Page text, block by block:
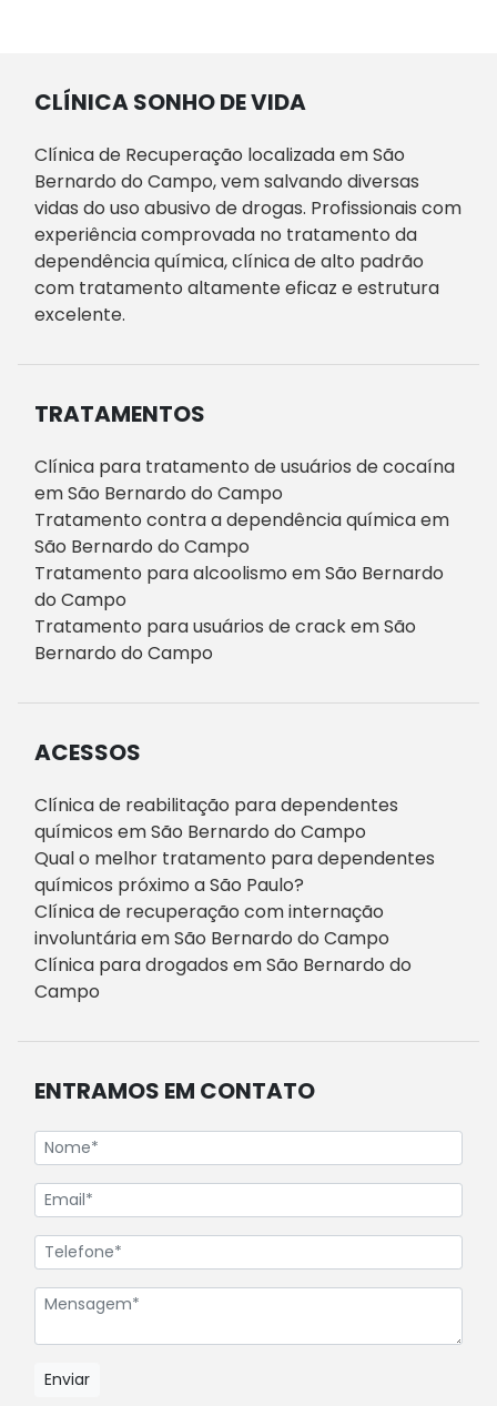
CLÍNICA SONHO DE VIDA
Clínica de Recuperação localizada em São
Bernardo do Campo, vem salvando diversas
vidas do uso abusivo de drogas. Profissionais com
experiência comprovada no tratamento da
dependência química, clínica de alto padrão
com tratamento altamente eficaz e estrutura
excelente.
TRATAMENTOS
Clínica para tratamento de usuários de cocaína
em São Bernardo do Campo
Tratamento contra a dependência química em
São Bernardo do Campo
Tratamento para alcoolismo em São Bernardo
do Campo
Tratamento para usuários de crack em São
Bernardo do Campo
ACESSOS
Clínica de reabilitação para dependentes
químicos em São Bernardo do Campo
Qual o melhor tratamento para dependentes
químicos próximo a São Paulo?
Clínica de recuperação com internação
involuntária em São Bernardo do Campo
Clínica para drogados em São Bernardo do
Campo
ENTRAMOS EM CONTATO
Enviar